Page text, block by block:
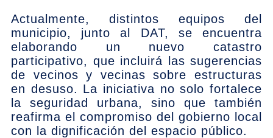
Actualmente, distintos equipos del
municipio, junto al DAT, se encuentra
elaborando un nuevo catastro
participativo, que incluirá las sugerencias
de vecinos y vecinas sobre estructuras
en desuso. La iniciativa no solo fortalece
la seguridad urbana, sino que también
reafirma el compromiso del gobierno local
con la dignificación del espacio público.